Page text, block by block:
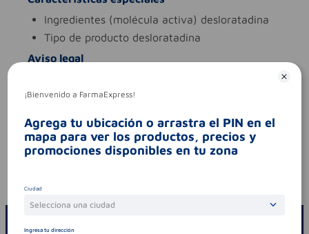
ingredientes (molécula activa) desloratadina
tipo de producto desloratadina
Aviso legal
consumo. leer indicaciones y
contraindicaciones. si los síntomas persisten.
consultar al médico.
síntomas
.
contraindicaciones ver contraindicaciones en
¡Bienvenido a FarmaExpress!
Agrega tu ubicación o arrastra el PIN en el
mapa para ver los productos, precios y
promociones disponibles en tu zona
Ciudad
Selecciona una ciudad
Ingresa tu dirección